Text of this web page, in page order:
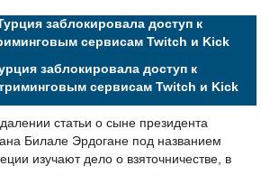
заблокировала доступ к
сервисам Twitch и Kick
статьи о сыне президента
Билале Эрдогане под названием
изучают дело о взяточничестве, в